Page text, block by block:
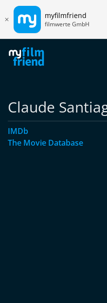
myfilmfriend
filmwerte GmbH
Claude
IMDb
The Movie Database